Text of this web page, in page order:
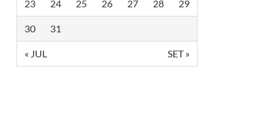
23 24 25 26 27 28 29
30 31
« JUL SET »